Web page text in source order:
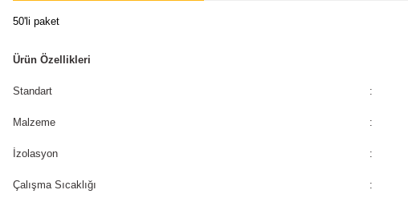
50'li paket
Ürün Özellikleri
Standart :
Malzeme :
İzolasyon :
Çalışma Sıcaklığı :